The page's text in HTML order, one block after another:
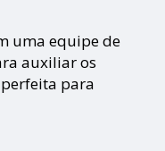
uma equipe de
auxiliar os
para